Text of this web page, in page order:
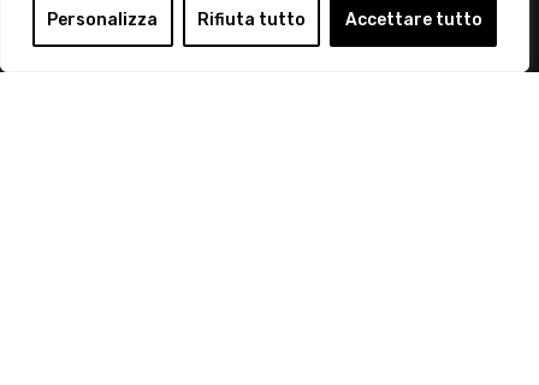
Personalizza Rifiuta tutto Accettare tutto
Login
Diventa Socio